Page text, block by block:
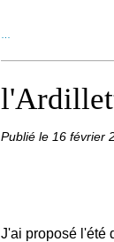
Publié le 16 février
J'ai proposé l'été